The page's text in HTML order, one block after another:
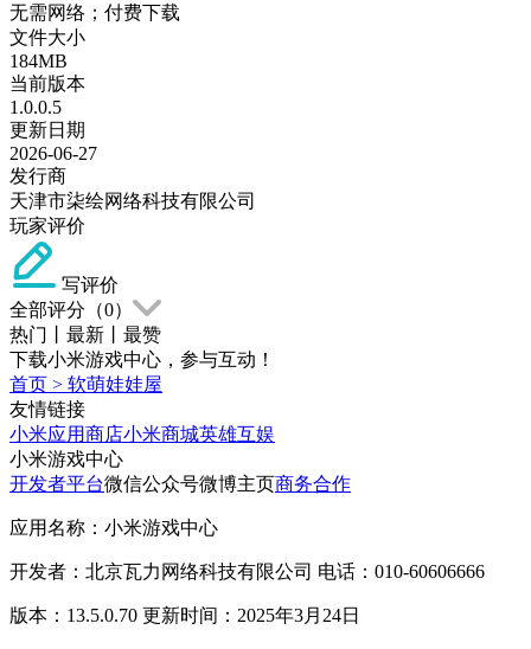
无需网络；付费下载
文件大小
184MB
当前版本
1.0.0.5
更新日期
2026-06-27
发行商
天津市柒绘网络科技有限公司
玩家评价
写评价
全部评分（0）
热门
最新
最赞
下载小米游戏中心，参与互动！
首页 > 软萌娃娃屋
友情链接
小米应用商店小米商城英雄互娱
小米游戏中心
开发者平台微信公众号微博主页商务合作
应用名称：小米游戏中心
开发者：北京瓦力网络科技有限公司 电话：010-60606666
版本：13.5.0.70 更新时间：2025年3月24日